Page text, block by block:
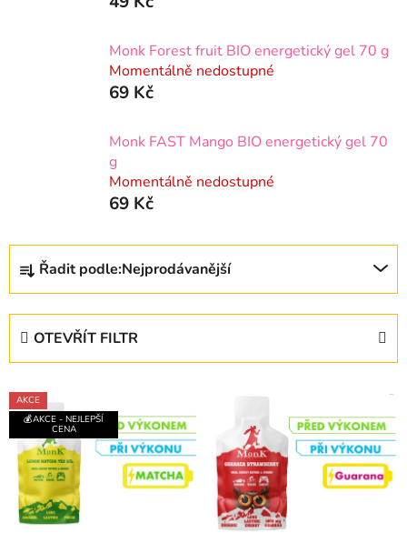
Monk Forest fruit BIO energetický gel 70 g
Momentálně nedostupné
69 Kč
Monk FAST Mango BIO energetický gel 70
g
Momentálně nedostupné
69 Kč
Ř
z
p
r
o
d
u
k
Řadit podle:Nejprodávanější
OTEVŘÍT FILTR
V
ý
p
s
p
AKCE
💰AKCE - NEJLEPŠÍ
CENA